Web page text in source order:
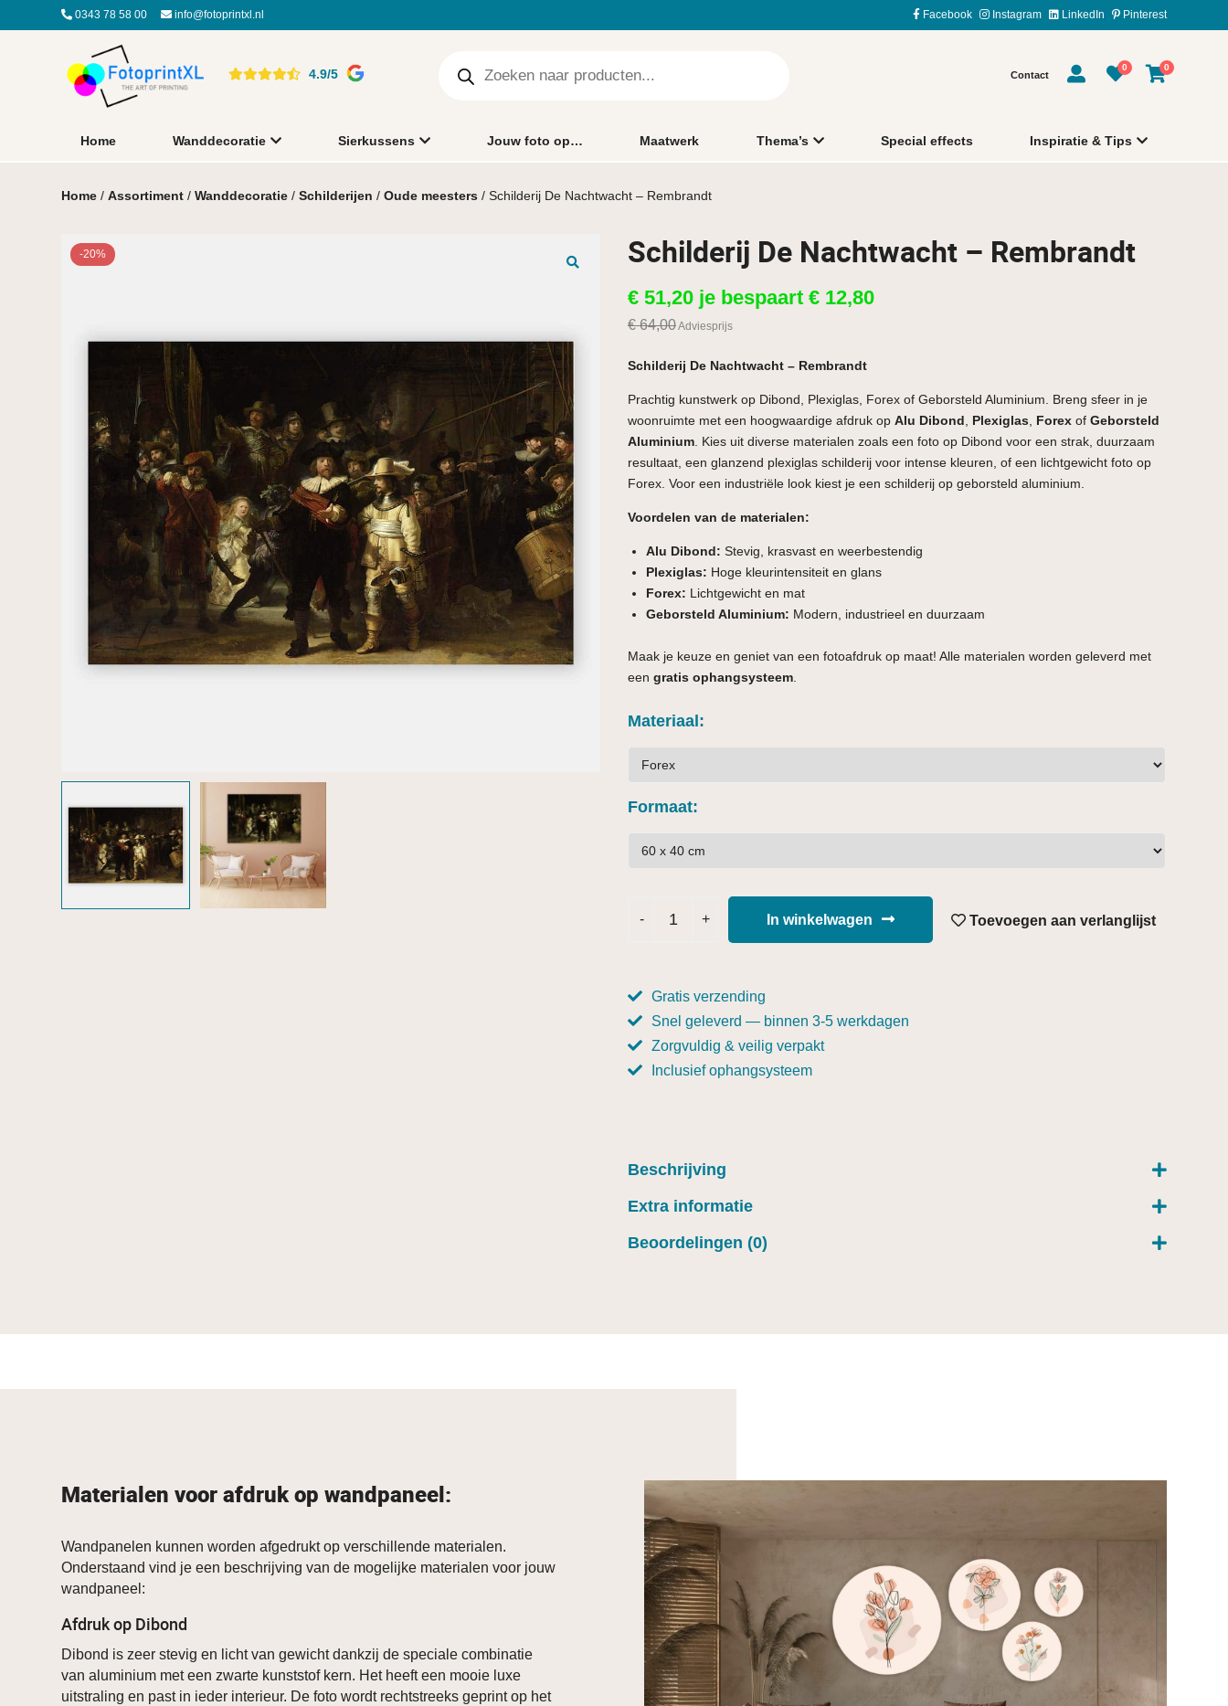
0343 78 58 00 info@fotoprintxl.nl Facebook Instagram LinkedIn Pinterest
4.9/5 Contact
0 0
Home Wanddecoratie Sierkussens Jouw foto op… Maatwerk Thema’s Special effects Inspiratie & Tips
Home /Assortiment /Wanddecoratie /Schilderijen /Oude meesters / Schilderij De Nachtwacht – Rembrandt
-20% Schilderij De Nachtwacht – Rembrandt
€ 51,20 je bespaart € 12,80
€64,00Adviesprijs
Schilderij De Nachtwacht – Rembrandt
Prachtig kunstwerk op Dibond, Plexiglas, Forex of Geborsteld Aluminium. Breng sfeer in je
woonruimte met een hoogwaardige afdruk op Alu Dibond Plexiglas Forex of Geborsteld
Aluminium . Kies uit diverse materialen zoals een foto op Dibond voor een strak, duurzaam
resultaat, een glanzend plexiglas schilderij voor intense kleuren, of een lichtgewicht foto op
Forex. Voor een industriële look kiest je een schilderij op geborsteld aluminium.
Voordelen van de materialen:
Alu Dibond: Stevig, krasvast en weerbestendig
Plexiglas: Hoge kleurintensiteit en glans
Forex: Lichtgewicht en mat
Geborsteld Aluminium: Modern, industrieel en duurzaam
Maak je keuze en geniet van een fotoafdruk op maat! Alle materialen worden geleverd met
een gratis ophangsysteem
Materiaal
Formaat
In winkelwagen Toevoegen aan verlanglijst
Gratis verzending
Snel geleverd — binnen 3-5 werkdagen
Zorgvuldig & veilig verpakt
Inclusief ophangsysteem
Beschrijving
Extra informatie
Beoordelingen (0)
Materialen voor afdruk op wandpaneel:
Wandpanelen kunnen worden afgedrukt op verschillende materialen.
Onderstaand vind je een beschrijving van de mogelijke materialen voor jouw
wandpaneel:
Afdruk op Dibond
Dibond is zeer stevig en licht van gewicht dankzij de speciale combinatie
van aluminium met een zwarte kunststof kern. Het heeft een mooie luxe
uitstraling en past in ieder interieur. De foto wordt rechtstreeks geprint op het